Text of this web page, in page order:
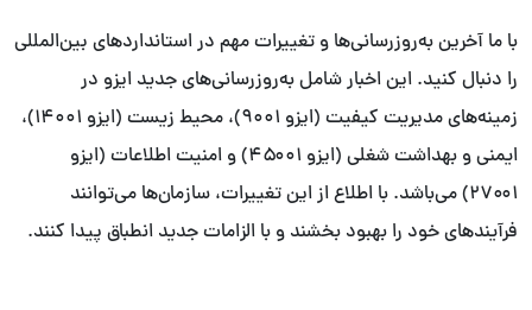
با ما آخرین به‌روزرسانی‌ها و تغییرات مهم در استانداردهای بین‌المللی
را دنبال کنید. این اخبار شامل به‌روزرسانی‌های جدید ایزو در
زمینه‌های مدیریت کیفیت (ایزو ۹۰۰۱)، محیط زیست (ایزو ۱۴۰۰۱)،
ایمنی و بهداشت شغلی (ایزو ۴۵۰۰۱) و امنیت اطلاعات (ایزو
۲۷۰۰۱) می‌باشد. با اطلاع از این تغییرات، سازمان‌ها می‌توانند
فرآیندهای خود را بهبود بخشند و با الزامات جدید انطباق پیدا کنند.